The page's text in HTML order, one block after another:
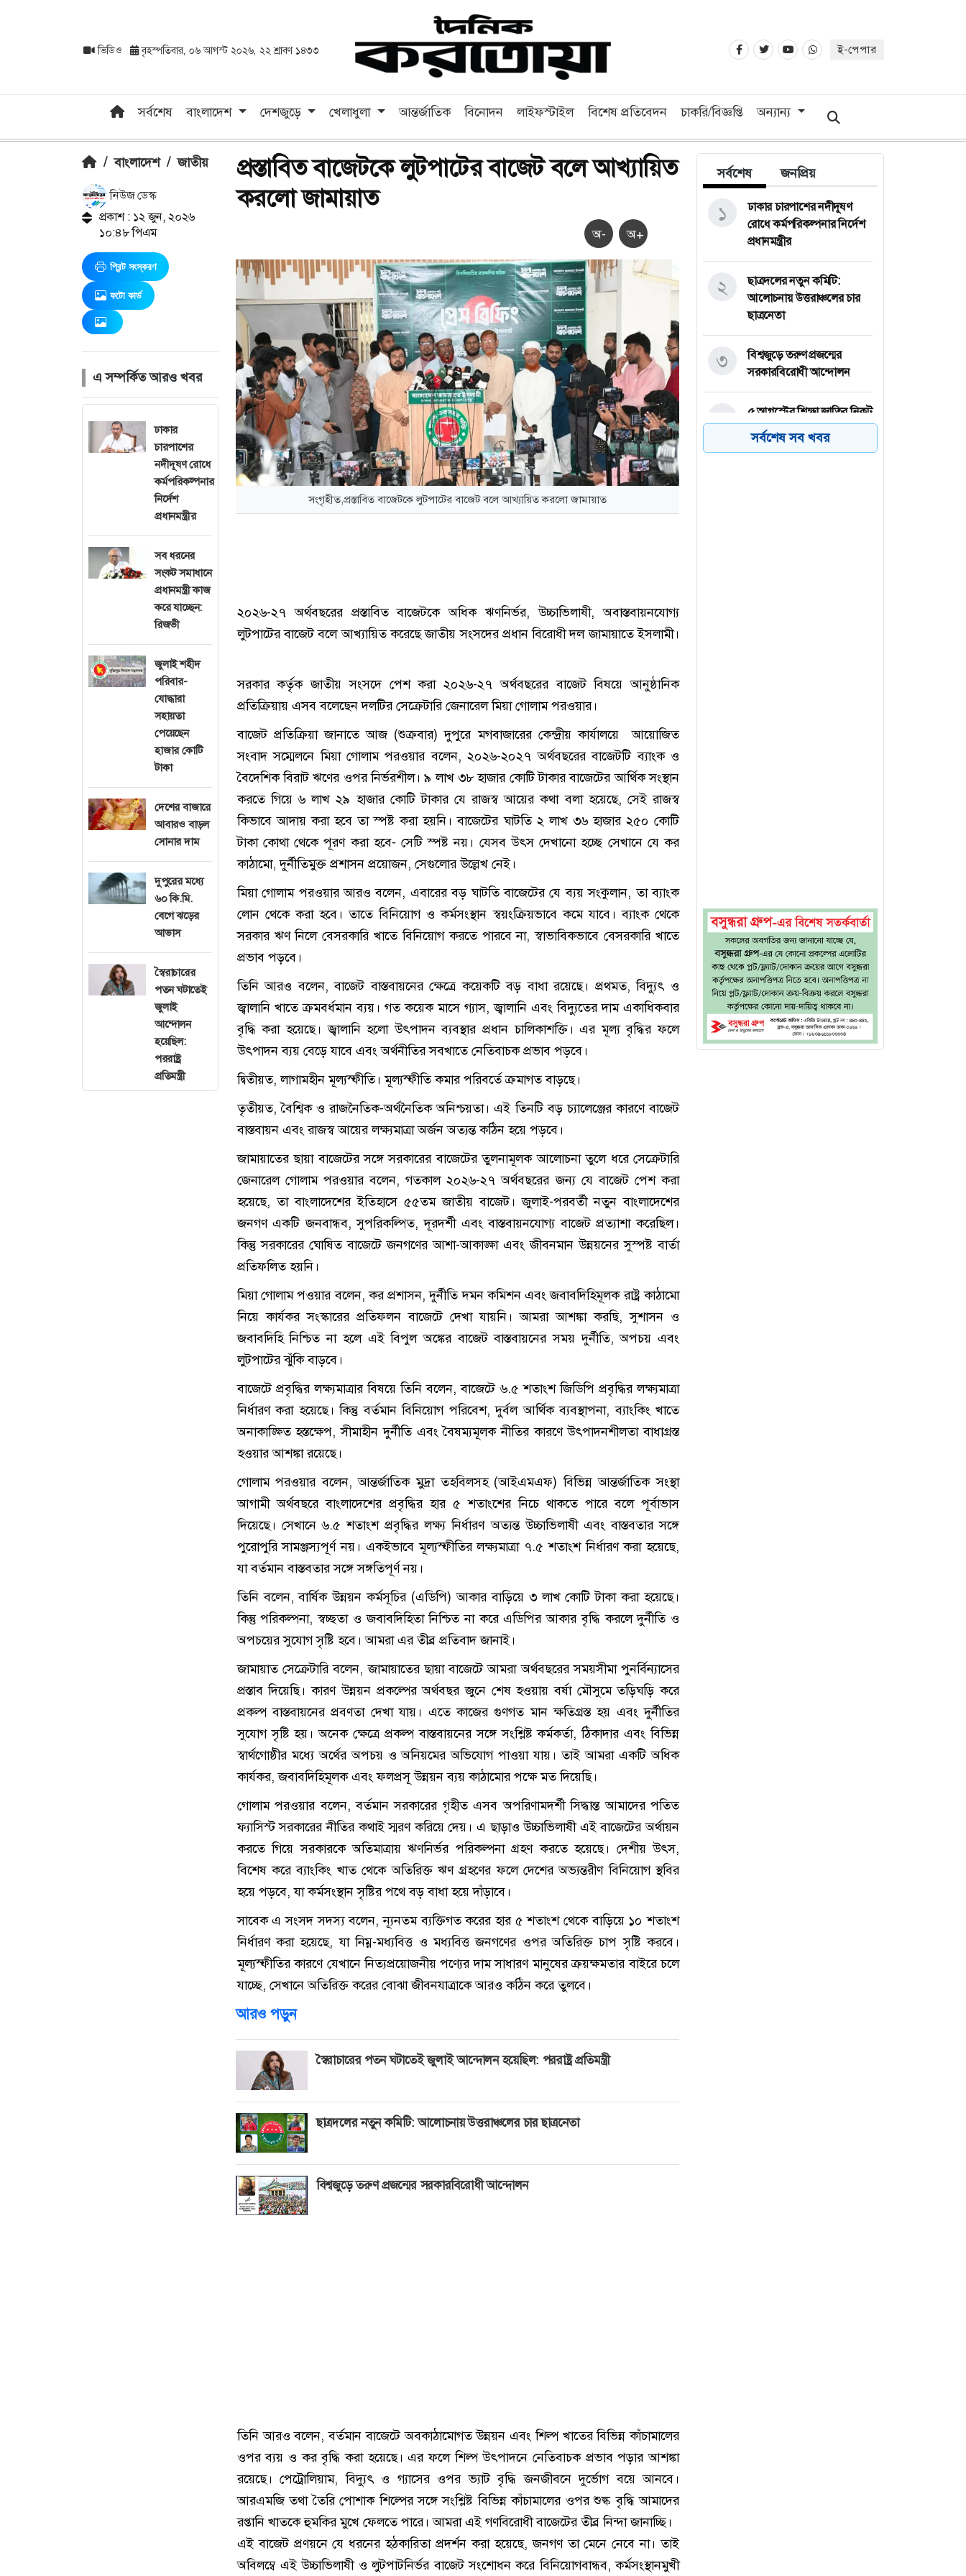
ভিডিও বৃহস্পতিবার, ০৬ আগস্ট ২০২৬, ২২ শ্রাবণ ১৪৩৩ ই-পেপার
সর্বশেষ বাংলাদেশ দেশজুড়ে খেলাধুলা আন্তর্জাতিক বিনোদন লাইফস্টাইল বিশেষ প্রতিবেদন চাকরি/বিজ্ঞপ্তি অন্যান্য
/ বাংলাদেশ / জাতীয়
নিউজ ডেস্ক
প্রকাশ : ১২ জুন, ২০২৬
১০:৪৮ পিএম
প্রিন্ট সংস্করণ
ফটো কার্ড
এ সম্পর্কিত আরও খবর
ঢাকার
চারপাশের
নদীদূষণ রোধে
কর্মপরিকল্পনার
নির্দেশ
প্রধানমন্ত্রীর
সব ধরনের
সংকট সমাধানে
প্রধানমন্ত্রী কাজ
করে যাচ্ছেন:
রিজভী
জুলাই শহীদ
পরিবার-
যোদ্ধারা
সহায়তা
পেয়েছেন
হাজার কোটি
টাকা
দেশের বাজারে
আবারও বাড়ল
সোনার দাম
দুপুরের মধ্যে
৬০ কি.মি.
বেগে ঝড়ের
আভাস
স্বৈরাচারের
পতন ঘটাতেই
জুলাই
আন্দোলন
হয়েছিল:
পররাষ্ট্র
প্রতিমন্ত্রী
প্রস্তাবিত বাজেটকে লুটপাটের বাজেট বলে আখ্যায়িত
করলো জামায়াত
অ- অ+
সংগৃহীত,প্রস্তাবিত বাজেটকে লুটপাটের বাজেট বলে আখ্যায়িত করলো জামায়াত
২০২৬-২৭ অর্থবছরের প্রস্তাবিত বাজেটকে অধিক ঋণনির্ভর, উচ্চাভিলাষী, অবাস্তবায়নযোগ্য
লুটপাটের বাজেট বলে আখ্যায়িত করেছে জাতীয় সংসদের প্রধান বিরোধী দল জামায়াতে ইসলামী।
সরকার কর্তৃক জাতীয় সংসদে পেশ করা ২০২৬-২৭ অর্থবছরের বাজেট বিষয়ে আনুষ্ঠানিক
প্রতিক্রিয়ায় এসব বলেছেন দলটির সেক্রেটারি জেনারেল মিয়া গোলাম পরওয়ার।
বাজেট প্রতিক্রিয়া জানাতে আজ (শুক্রবার) দুপুরে মগবাজারের কেন্দ্রীয় কার্যালয়ে আয়োজিত
সংবাদ সম্মেলনে মিয়া গোলাম পরওয়ার বলেন, ২০২৬-২০২৭ অর্থবছরের বাজেটটি ব্যাংক ও
বৈদেশিক বিরাট ঋণের ওপর নির্ভরশীল। ৯ লাখ ৩৮ হাজার কোটি টাকার বাজেটের আর্থিক সংস্থান
করতে গিয়ে ৬ লাখ ২৯ হাজার কোটি টাকার যে রাজস্ব আয়ের কথা বলা হয়েছে, সেই রাজস্ব
কিভাবে আদায় করা হবে তা স্পষ্ট করা হয়নি। বাজেটের ঘাটতি ২ লাখ ৩৬ হাজার ২৫০ কোটি
টাকা কোথা থেকে পূরণ করা হবে- সেটি স্পষ্ট নয়। যেসব উৎস দেখানো হচ্ছে সেখানে যে কর
কাঠামো, দুর্নীতিমুক্ত প্রশাসন প্রয়োজন, সেগুলোর উল্লেখ নেই।
মিয়া গোলাম পরওয়ার আরও বলেন, এবারের বড় ঘাটতি বাজেটের যে ব্যয় সংকুলান, তা ব্যাংক
লোন থেকে করা হবে। তাতে বিনিয়োগ ও কর্মসংস্থান স্বয়ংক্রিয়ভাবে কমে যাবে। ব্যাংক থেকে
সরকার ঋণ নিলে বেসরকারি খাতে বিনিয়োগ করতে পারবে না, স্বাভাবিকভাবে বেসরকারি খাতে
প্রভাব পড়বে।
তিনি আরও বলেন, বাজেট বাস্তবায়নের ক্ষেত্রে কয়েকটি বড় বাধা রয়েছে। প্রথমত, বিদ্যুৎ ও
জ্বালানি খাতে ক্রমবর্ধমান ব্যয়। গত কয়েক মাসে গ্যাস, জ্বালানি এবং বিদ্যুতের দাম একাধিকবার
বৃদ্ধি করা হয়েছে। জ্বালানি হলো উৎপাদন ব্যবস্থার প্রধান চালিকাশক্তি। এর মূল্য বৃদ্ধির ফলে
উৎপাদন ব্যয় বেড়ে যাবে এবং অর্থনীতির সবখাতে নেতিবাচক প্রভাব পড়বে।
দ্বিতীয়ত, লাগামহীন মূল্যস্ফীতি। মূল্যস্ফীতি কমার পরিবর্তে ক্রমাগত বাড়ছে।
তৃতীয়ত, বৈশ্বিক ও রাজনৈতিক-অর্থনৈতিক অনিশ্চয়তা। এই তিনটি বড় চ্যালেঞ্জের কারণে বাজেট
বাস্তবায়ন এবং রাজস্ব আয়ের লক্ষ্যমাত্রা অর্জন অত্যন্ত কঠিন হয়ে পড়বে।
জামায়াতের ছায়া বাজেটের সঙ্গে সরকারের বাজেটের তুলনামূলক আলোচনা তুলে ধরে সেক্রেটারি
জেনারেল গোলাম পরওয়ার বলেন, গতকাল ২০২৬-২৭ অর্থবছরের জন্য যে বাজেট পেশ করা
হয়েছে, তা বাংলাদেশের ইতিহাসে ৫৫তম জাতীয় বাজেট। জুলাই-পরবর্তী নতুন বাংলাদেশের
জনগণ একটি জনবান্ধব, সুপরিকল্পিত, দূরদর্শী এবং বাস্তবায়নযোগ্য বাজেট প্রত্যাশা করেছিল।
কিন্তু সরকারের ঘোষিত বাজেটে জনগণের আশা-আকাঙ্ক্ষা এবং জীবনমান উন্নয়নের সুস্পষ্ট বার্তা
প্রতিফলিত হয়নি।
মিয়া গোলাম পওয়ার বলেন, কর প্রশাসন, দুর্নীতি দমন কমিশন এবং জবাবদিহিমূলক রাষ্ট্র কাঠামো
নিয়ে কার্যকর সংস্কারের প্রতিফলন বাজেটে দেখা যায়নি। আমরা আশঙ্কা করছি, সুশাসন ও
জবাবদিহি নিশ্চিত না হলে এই বিপুল অঙ্কের বাজেট বাস্তবায়নের সময় দুর্নীতি, অপচয় এবং
লুটপাটের ঝুঁকি বাড়বে।
বাজেটে প্রবৃদ্ধির লক্ষ্যমাত্রার বিষয়ে তিনি বলেন, বাজেটে ৬.৫ শতাংশ জিডিপি প্রবৃদ্ধির লক্ষ্যমাত্রা
নির্ধারণ করা হয়েছে। কিন্তু বর্তমান বিনিয়োগ পরিবেশ, দুর্বল আর্থিক ব্যবস্থাপনা, ব্যাংকিং খাতে
অনাকাঙ্ক্ষিত হস্তক্ষেপ, সীমাহীন দুর্নীতি এবং বৈষম্যমূলক নীতির কারণে উৎপাদনশীলতা বাধাগ্রস্ত
হওয়ার আশঙ্কা রয়েছে।
গোলাম পরওয়ার বলেন, আন্তর্জাতিক মুদ্রা তহবিলসহ (আইএমএফ) বিভিন্ন আন্তর্জাতিক সংস্থা
আগামী অর্থবছরে বাংলাদেশের প্রবৃদ্ধির হার ৫ শতাংশের নিচে থাকতে পারে বলে পূর্বাভাস
দিয়েছে। সেখানে ৬.৫ শতাংশ প্রবৃদ্ধির লক্ষ্য নির্ধারণ অত্যন্ত উচ্চাভিলাষী এবং বাস্তবতার সঙ্গে
পুরোপুরি সামঞ্জস্যপূর্ণ নয়। একইভাবে মূল্যস্ফীতির লক্ষ্যমাত্রা ৭.৫ শতাংশ নির্ধারণ করা হয়েছে,
যা বর্তমান বাস্তবতার সঙ্গে সঙ্গতিপূর্ণ নয়।
তিনি বলেন, বার্ষিক উন্নয়ন কর্মসূচির (এডিপি) আকার বাড়িয়ে ৩ লাখ কোটি টাকা করা হয়েছে।
কিন্তু পরিকল্পনা, স্বচ্ছতা ও জবাবদিহিতা নিশ্চিত না করে এডিপির আকার বৃদ্ধি করলে দুর্নীতি ও
অপচয়ের সুযোগ সৃষ্টি হবে। আমরা এর তীব্র প্রতিবাদ জানাই।
জামায়াত সেক্রেটারি বলেন, জামায়াতের ছায়া বাজেটে আমরা অর্থবছরের সময়সীমা পুনর্বিন্যাসের
প্রস্তাব দিয়েছি। কারণ উন্নয়ন প্রকল্পের অর্থবছর জুনে শেষ হওয়ায় বর্ষা মৌসুমে তড়িঘড়ি করে
প্রকল্প বাস্তবায়নের প্রবণতা দেখা যায়। এতে কাজের গুণগত মান ক্ষতিগ্রস্ত হয় এবং দুর্নীতির
সুযোগ সৃষ্টি হয়। অনেক ক্ষেত্রে প্রকল্প বাস্তবায়নের সঙ্গে সংশ্লিষ্ট কর্মকর্তা, ঠিকাদার এবং বিভিন্ন
স্বার্থগোষ্ঠীর মধ্যে অর্থের অপচয় ও অনিয়মের অভিযোগ পাওয়া যায়। তাই আমরা একটি অধিক
কার্যকর, জবাবদিহিমূলক এবং ফলপ্রসূ উন্নয়ন ব্যয় কাঠামোর পক্ষে মত দিয়েছি।
গোলাম পরওয়ার বলেন, বর্তমান সরকারের গৃহীত এসব অপরিণামদর্শী সিদ্ধান্ত আমাদের পতিত
ফ্যাসিস্ট সরকারের নীতির কথাই স্মরণ করিয়ে দেয়। এ ছাড়াও উচ্চাভিলাষী এই বাজেটের অর্থায়ন
করতে গিয়ে সরকারকে অতিমাত্রায় ঋণনির্ভর পরিকল্পনা গ্রহণ করতে হয়েছে। দেশীয় উৎস,
বিশেষ করে ব্যাংকিং খাত থেকে অতিরিক্ত ঋণ গ্রহণের ফলে দেশের অভ্যন্তরীণ বিনিয়োগ স্থবির
হয়ে পড়বে, যা কর্মসংস্থান সৃষ্টির পথে বড় বাধা হয়ে দাঁড়াবে।
সাবেক এ সংসদ সদস্য বলেন, ন্যূনতম ব্যক্তিগত করের হার ৫ শতাংশ থেকে বাড়িয়ে ১০ শতাংশ
নির্ধারণ করা হয়েছে, যা নিম্ন-মধ্যবিত্ত ও মধ্যবিত্ত জনগণের ওপর অতিরিক্ত চাপ সৃষ্টি করবে।
মূল্যস্ফীতির কারণে যেখানে নিত্যপ্রয়োজনীয় পণ্যের দাম সাধারণ মানুষের ক্রয়ক্ষমতার বাইরে চলে
যাচ্ছে, সেখানে অতিরিক্ত করের বোঝা জীবনযাত্রাকে আরও কঠিন করে তুলবে।
আরও পড়ুন
স্বৈরাচারের পতন ঘটাতেই জুলাই আন্দোলন হয়েছিল: পররাষ্ট্র প্রতিমন্ত্রী
ছাত্রদলের নতুন কমিটি: আলোচনায় উত্তরাঞ্চলের চার ছাত্রনেতা
বিশ্বজুড়ে তরুণ প্রজন্মের সরকারবিরোধী আন্দোলন
তিনি আরও বলেন, বর্তমান বাজেটে অবকাঠামোগত উন্নয়ন এবং শিল্প খাতের বিভিন্ন কাঁচামালের
ওপর ব্যয় ও কর বৃদ্ধি করা হয়েছে। এর ফলে শিল্প উৎপাদনে নেতিবাচক প্রভাব পড়ার আশঙ্কা
রয়েছে। পেট্রোলিয়াম, বিদ্যুৎ ও গ্যাসের ওপর ভ্যাট বৃদ্ধি জনজীবনে দুর্ভোগ বয়ে আনবে।
আরএমজি তথা তৈরি পোশাক শিল্পের সঙ্গে সংশ্লিষ্ট বিভিন্ন কাঁচামালের ওপর শুল্ক বৃদ্ধি আমাদের
রপ্তানি খাতকে হুমকির মুখে ফেলতে পারে। আমরা এই গণবিরোধী বাজেটের তীব্র নিন্দা জানাচ্ছি।
এই বাজেট প্রণয়নে যে ধরনের হঠকারিতা প্রদর্শন করা হয়েছে, জনগণ তা মেনে নেবে না। তাই
অবিলম্বে এই উচ্চাভিলাষী ও লুটপাটনির্ভর বাজেট সংশোধন করে বিনিয়োগবান্ধব, কর্মসংস্থানমুখী
সর্বশেষ জনপ্রিয়
ঢাকার চারপাশের নদীদূষণ
রোধে কর্মপরিকল্পনার নির্দেশ
প্রধানমন্ত্রীর
১
ছাত্রদলের নতুন কমিটি:
আলোচনায় উত্তরাঞ্চলের চার
ছাত্রনেতা
২
বিশ্বজুড়ে তরুণ প্রজন্মের
সরকারবিরোধী আন্দোলন
৩
৫ আগস্টের শিক্ষা জাতির নিকট
অনুসরণীয়
৪
সর্বশেষ সব খবর